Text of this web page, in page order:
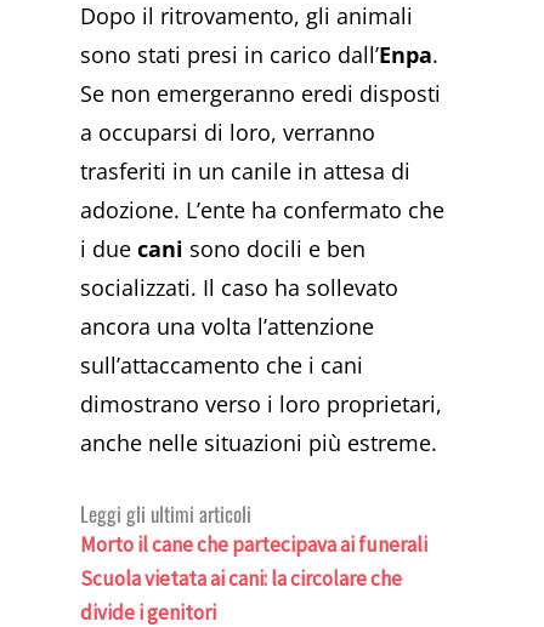
Dopo il ritrovamento, gli animali
sono stati presi in carico dall’Enpa.
Se non emergeranno eredi disposti
a occuparsi di loro, verranno
trasferiti in un canile in attesa di
adozione. L’ente ha confermato che
i duecani sono docili e ben
socializzati. Il caso ha sollevato
ancora una volta l’attenzione
sull’attaccamento che i cani
dimostrano verso i loro proprietari,
anche nelle situazioni più estreme.
Leggi gli ultimi articoli
Morto il cane che partecipava ai funerali
Scuola vietata ai cani: la circolare che
divide i genitori